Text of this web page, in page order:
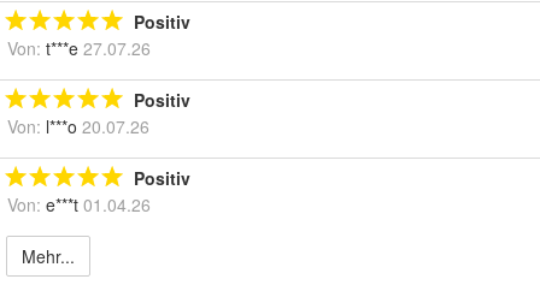
Positiv
Von: t***e 27.07.26
Positiv
Von: l***o 20.07.26
Positiv
Von: e***t 01.04.26
Mehr...